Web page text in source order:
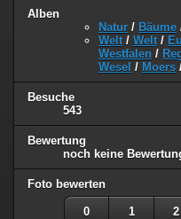
Alben
Natur / Bäume
Welt / Welt /
Westfalen /
Wesel / Moers
Besuche
543
Bewertung
noch keine
Foto bewerten
0 1 2